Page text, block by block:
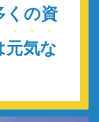
くの資
元気な